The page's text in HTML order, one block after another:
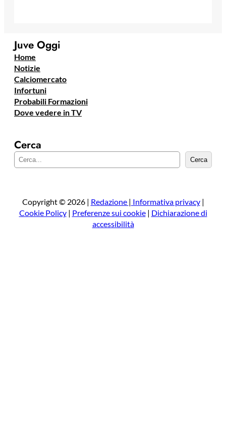
Juve Oggi
Home
Notizie
Calciomercato
Infortuni
Probabili Formazioni
Dove vedere in TV
Cerca
e
a
Cerca
Copyright © 2026 | Redazione | Informativa privacy|
Cookie Policy| Preferenze sui cookie| Dichiarazione di
accessibilità